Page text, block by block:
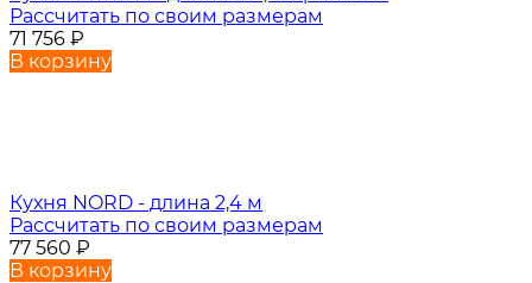
Рассчитать по своим размерам
71 756 ₽
В корзину
Кухня NORD - длина 2,4 м
Рассчитать по своим размерам
77 560 ₽
В корзину